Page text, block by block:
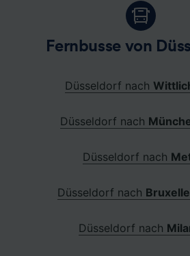
Fernbusse von
Düsseldorf nach
Düsseldorf nach
Düsseldorf nach
Düsseldorf nach
Düsseldorf nach